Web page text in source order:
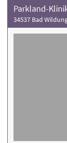
Parkland-
34537 Bad